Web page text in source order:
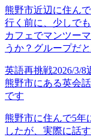
熊野市近辺に住ん
行く前に、少しで
カフェでマンツー
うか？グループだ
英語再挑戦2026/3/8
熊野市にある英会
です
熊野市に住んで5年
したが、実際に話